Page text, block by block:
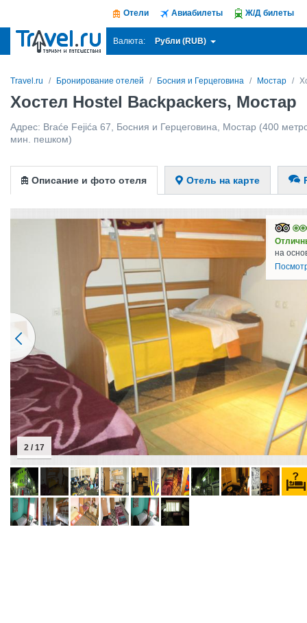
Отели Авиабилеты Ж/Д билеты
Валюта: Рубли (RUB)
Travel.ru Бронирование отелей Босния и Герцеговина Мостар
Хостел Hostel Backpackers, Мостар
Адрес: Braće Fejića 67 Босния и Герцеговина Мостар (400
мин. пешком)
Описание и фото отеля Отель на карте
на
2 / 17